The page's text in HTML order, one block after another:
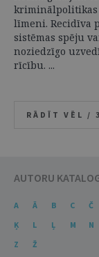
kriminālpolitikas
līmeni. Recidīva
sistēmas spēju
noziedzīgo
rīcību. ...
RĀDĪT VĒL /
AUTORU
A Ā B C Č
Ķ
L Ļ M N
Z
Ž